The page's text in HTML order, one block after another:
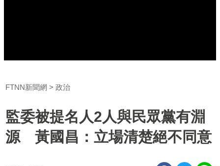
FTNN新聞網 政治
監委被提名人2人與民眾黨有淵
源 黃國昌：立場清楚絕不同意